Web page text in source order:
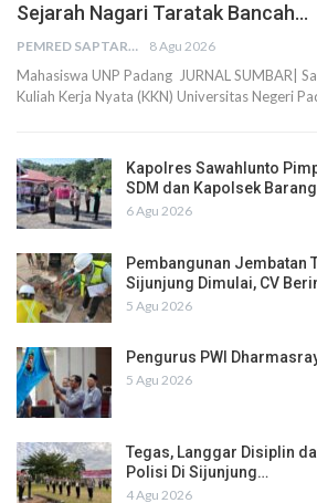
Sejarah Nagari Taratak Bancah…
PEMRED SAPTARIUS 8 Agu 2026
Mahasiswa UNP Padang JURNAL SUMBAR|
Kuliah Kerja Nyata (KKN) Universitas Negeri
Kapolres Sawahlunto
SDM dan Kapolsek
6 Agu 2026
Pembangunan Jembatan
Sijunjung Dimulai, CV
5 Agu 2026
Pengurus PWI
5 Agu 2026
Tegas, Langgar Disiplin
Polisi Di Sijunjung…
4 Agu 2026